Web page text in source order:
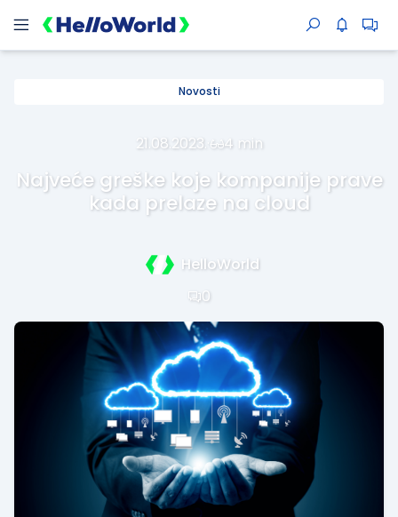
Novosti
21.08.2023. 4 min
Najveće greške koje kompanije prave
kada prelaze na cloud
HelloWorld
0